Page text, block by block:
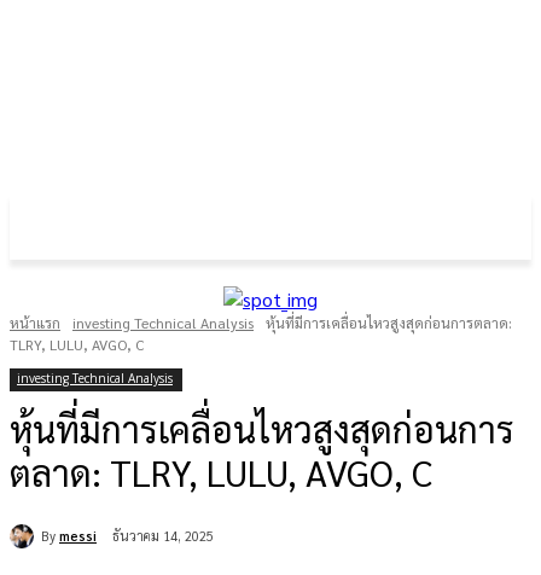
หน้าแรก investing Technical Analysis
หุ้นที่มีการเคลื่อนไหวสูงสุดก่อนการตลาด:
TLRY, LULU, AVGO, C
investing Technical Analysis
หุ้นที่มีการเคลื่อนไหวสูงสุดก่อนการ
ตลาด: TLRY, LULU, AVGO, C
By messi ธันวาคม 14, 2025